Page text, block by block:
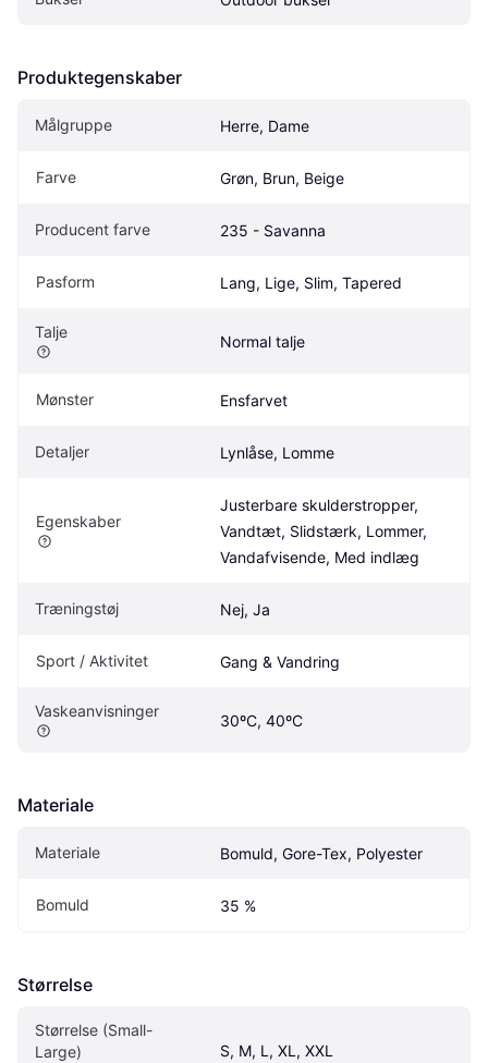
Produktegenskaber
Målgruppe Herre, Dame
Farve Grøn, Brun, Beige
Producent farve 235 - Savanna
Pasform Lang, Lige, Slim, Tapered
Talje
Normal talje
Mønster Ensfarvet
Detaljer Lynlåse, Lomme
Egenskaber
Justerbare skulderstropper,
Vandtæt, Slidstærk, Lommer,
Vandafvisende, Med indlæg
Træningstøj Nej, Ja
Sport / Aktivitet Gang & Vandring
Vaskeanvisninger
30ºC, 40ºC
Materiale
Materiale Bomuld, Gore-Tex, Polyester
Bomuld 35 %
Størrelse
Størrelse (Small-
Large)
S, M, L, XL, XXL